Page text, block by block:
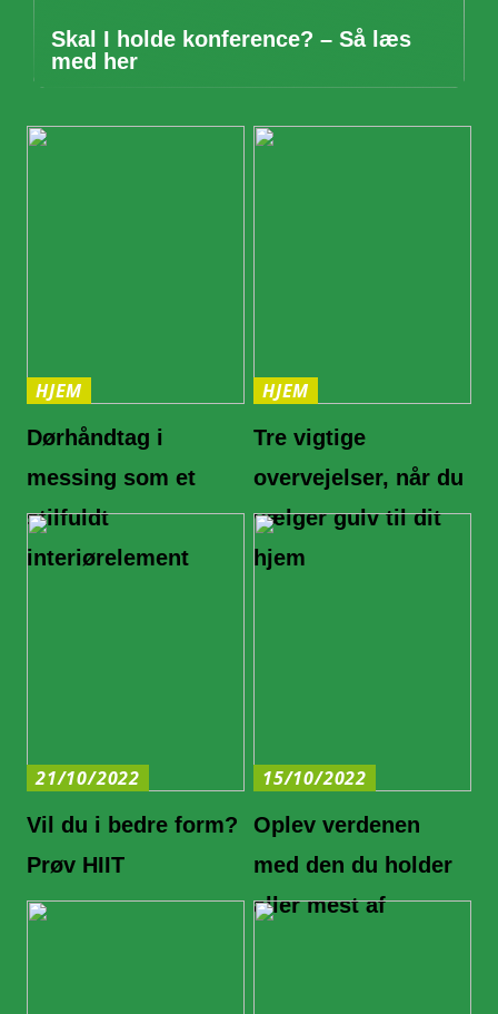
Skal I holde konference? – Så læs
med her
HJEM
Dørhåndtag i
messing som et
stilfuldt
interiørelement
HJEM
Tre vigtige
overvejelser, når du
vælger gulv til dit
hjem
21/10/2022
Vil du i bedre form?
Prøv HIIT
15/10/2022
Oplev verdenen
med den du holder
aller mest af